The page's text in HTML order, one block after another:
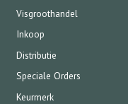
Visgroothandel
Inkoop
Distributie
Speciale Orders
Keurmerk